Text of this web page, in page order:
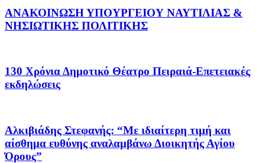
ΑΝΑΚΟΙΝΩΣΗ ΥΠΟΥΡΓΕΙΟΥ ΝΑΥΤΙΛΙΑΣ &
ΝΗΣΙΩΤΙΚΗΣ ΠΟΛΙΤΙΚΗΣ
130 Χρόνια Δημοτικό Θέατρο Πειραιά-Επετειακές
εκδηλώσεις
Αλκιβιάδης Στεφανής: “Με ιδιαίτερη τιμή και
αίσθημα ευθύνης αναλαμβάνω Διοικητής Αγίου
Όρους”